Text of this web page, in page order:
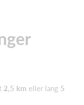
2,5 km eller lang 5